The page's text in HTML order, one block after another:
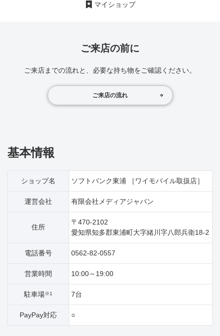
マイショップ
ご来店の前に
ご来店までの流れと、必要な持ち物をご確認ください。
ご来店の流れ
基本情報
ショップ名 ソフトバンク東浦 ［ワイモバイル取扱店］
運営会社 有限会社メディアジャパン
住所
〒470-2102
愛知県知多郡東浦町大字緒川字八郎兵衛18‐2
電話番号 0562-82-0557
営業時間 10:00～19:00
駐車場※1 7台
PayPay対応 ○